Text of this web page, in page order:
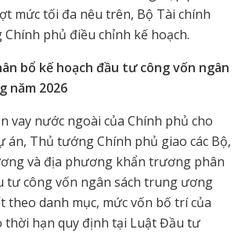
mức tối đa nêu trên, Bộ Tài chính
phủ điều chỉnh kế hoạch.
bổ kế hoạch đầu tư công vốn ngân
năm 2026
vay nước ngoài của Chính phủ cho
án, Thủ tướng Chính phủ giao các Bộ,
và địa phương khẩn trương phân
tư công vốn ngân sách trung ương
theo danh mục, mức vốn bố trí của
thời hạn quy định tại Luật Đầu tư